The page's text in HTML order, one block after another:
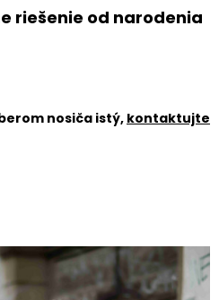
riešenie od narodenia
nosiča istý, kontaktujte